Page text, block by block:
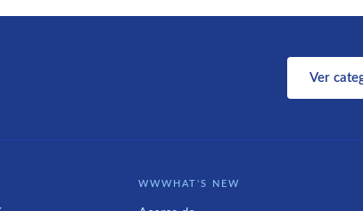
Ver
WWWHAT'S NEW